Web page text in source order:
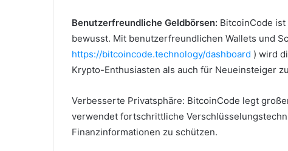
Benutzerfreundliche Geldbörsen: BitcoinCode
bewusst. Mit benutzerfreundlichen Wallets und
https://bitcoincode.technology/dashboard ) wird
Krypto-Enthusiasten als auch für Neueinsteiger
Verbesserte Privatsphäre: BitcoinCode legt
verwendet fortschrittliche
Finanzinformationen zu schützen.